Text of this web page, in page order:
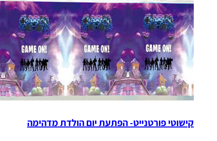
קישוטי פורטנייט- הפתעת יום הולדת מדהימה